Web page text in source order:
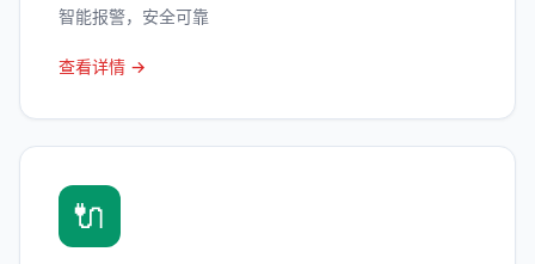
智能报警，安全可靠
查看详情 →
🔌